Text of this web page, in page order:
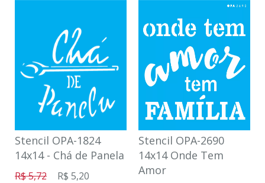
Stencil OPA-1824
14x14 - Chá de Panela
R$ 5,72 R$ 5,20
Stencil OPA-2690
14x14 Onde Tem
Amor